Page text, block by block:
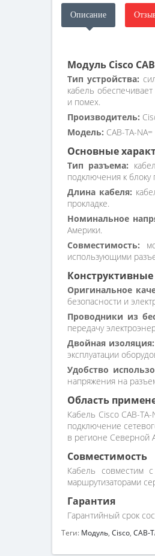
Описание
Модуль Cisco
Тип устройства:
кабель
и помех.
Производитель:
Модель: CAB-TA-NA=
Основные
Тип разъема:
подключения к блоку
Длина кабеля:
прокладке.
Номинальное
Америки.
Совместимость:
использующими
Оригинальное
безопасности и
Проводники из
передачу
Двойная изоляция:
эксплуатации
Удобство
напряжения на
Область
Кабель Cisco CAB-
подключение
в регионе Северной
Совместимость
Кабель совместим
маршрутизаторами
Гарантия
Гарантийный срок
Теги: Модуль, Cisco, CAB-